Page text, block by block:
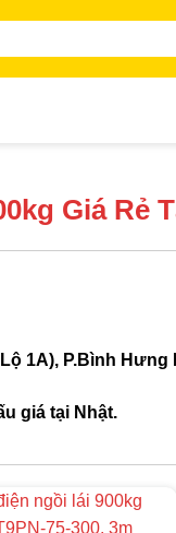
Giá Rẻ
1A), P.Bình Hưng
giá tại Nhật.